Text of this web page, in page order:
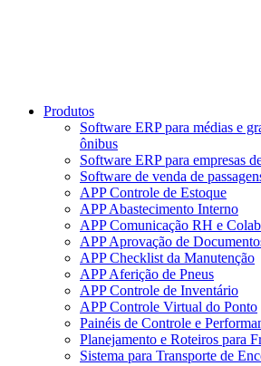
Produtos
Software ERP para médias e
ônibus
Software ERP para empresas
Software de venda de
APP Controle de Estoque
APP Abastecimento Interno
APP Comunicação RH e
APP Aprovação de
APP Checklist da Manutenção
APP Aferição de Pneus
APP Controle de Inventário
APP Controle Virtual do Ponto
Painéis de Controle e
Planejamento e Roteiros para
Sistema para Transporte de